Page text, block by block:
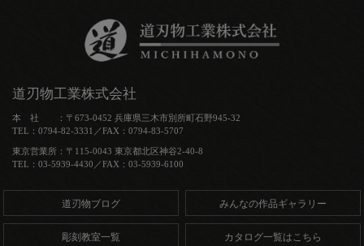
道刃物工業株式会社
本 社 ：〒673-0452 兵庫県三木市別所町石野945-32
TEL：0794-82-3331／FAX：0794-83-5707
東京営業所：〒115-0043 東京都北区神谷2-40-8
TEL：03-5939-4430／FAX：03-5939-6100
道刃物ブログ みんなの作品ギャラリー
彫刻教室一覧 カタログ一覧はこちら